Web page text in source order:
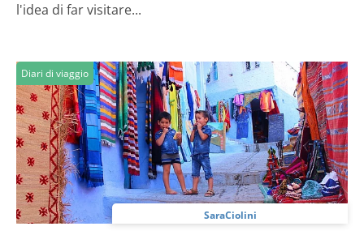
l'idea di far visitare...
Diari di viaggio
SaraCiolini